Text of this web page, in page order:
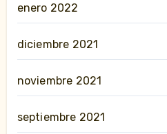
enero 2022
diciembre 2021
noviembre 2021
septiembre 2021